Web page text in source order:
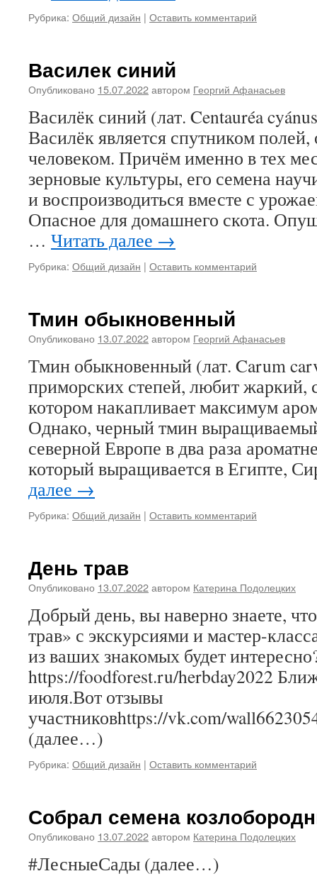
Рубрика: Общий дизайн | Оставить комментарий
Василек синий
Опубликовано 15.07.2022автором Георгий Афанасьев
Василёк синий (лат. Centauréa
Василёк является спутником
человеком. Причём именно в тех
зерновые культуры, его семена
и воспроизводиться вместе с
Опасное для домашнего скота.
… Читать далее →
Рубрика: Общий дизайн | Оставить комментарий
Тмин обыкновенный
Опубликовано 13.07.2022автором Георгий Афанасьев
Тмин обыкновенный (лат. Carum
приморских степей, любит жаркий,
котором накапливает максимум
Однако, черный тмин
северной Европе в два раза
который выращивается в Египте,
далее →
Рубрика: Общий дизайн | Оставить комментарий
День трав
Опубликовано 13.07.2022автором Катерина Подолецких
Добрый день, вы наверно знаете,
трав» с экскурсиями и мастер-
из ваших знакомых будет
https://foodforest.ru/herbday2022
июля.Вот отзывы
участниковhttps://vk.com/
(далее…)
Рубрика: Общий дизайн | Оставить комментарий
Собрал семена
Опубликовано 13.07.2022автором Катерина Подолецких
#ЛесныеСады (далее…)